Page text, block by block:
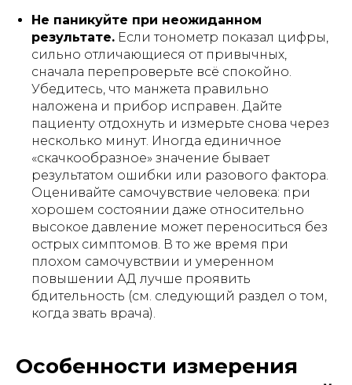
Не паникуйте при неожиданном
результате. Если тонометр показал цифры,
сильно отличающиеся от привычных,
сначала перепроверьте всё спокойно.
Убедитесь, что манжета правильно
наложена и прибор исправен. Дайте
пациенту отдохнуть и измерьте снова через
несколько минут. Иногда единичное
«скачкообразное» значение бывает
результатом ошибки или разового фактора.
Оценивайте самочувствие человека: при
хорошем состоянии даже относительно
высокое давление может переноситься без
острых симптомов. В то же время при
плохом самочувствии и умеренном
повышении АД лучше проявить
бдительность (см. следующий раздел о том,
когда звать врача).
Особенности измерения
привезем
такую
7 положений
регулируются пультом -
без усилий